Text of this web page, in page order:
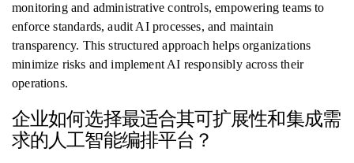
monitoring and administrative controls, empowering teams to
enforce standards, audit AI processes, and maintain
transparency. This structured approach helps organizations
minimize risks and implement AI responsibly across their
operations.
企业如何选择最适合其可扩展性和集成需
求的人工智能编排平台？